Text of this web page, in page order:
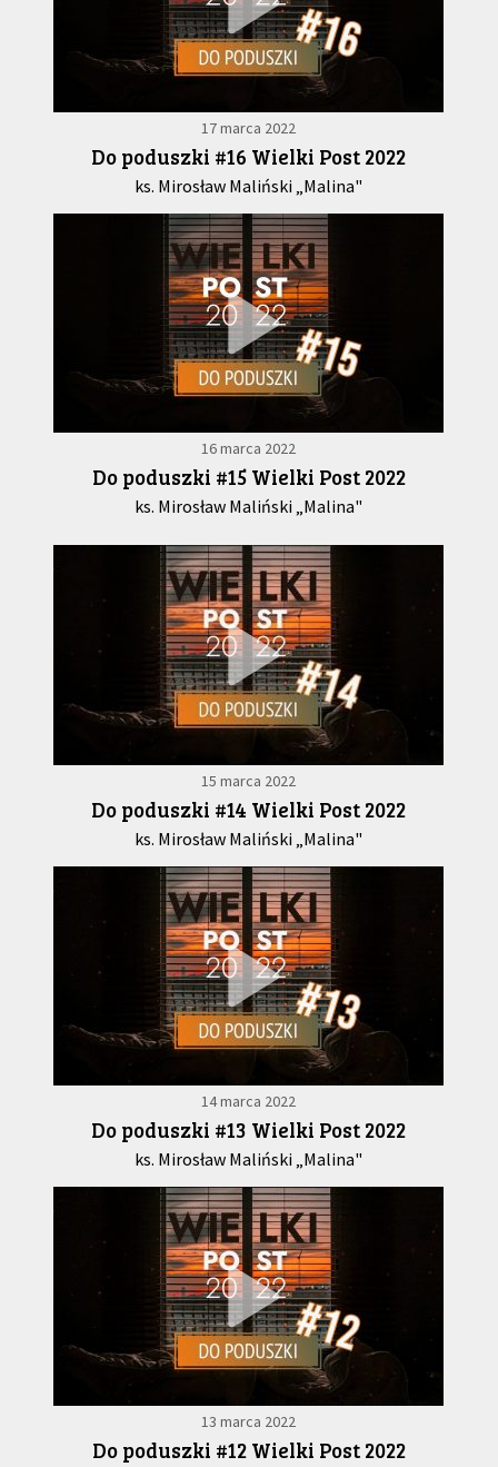
17 marca 2022
Do poduszki #16 Wielki Post 2022
ks. Mirosław Maliński „Malina"
16 marca 2022
Do poduszki #15 Wielki Post 2022
ks. Mirosław Maliński „Malina"
15 marca 2022
Do poduszki #14 Wielki Post 2022
ks. Mirosław Maliński „Malina"
14 marca 2022
Do poduszki #13 Wielki Post 2022
ks. Mirosław Maliński „Malina"
13 marca 2022
Do poduszki #12 Wielki Post 2022